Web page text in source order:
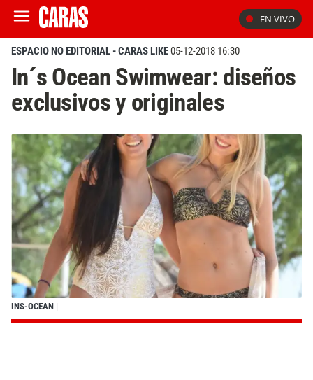
EN VIVO
ESPACIO NO EDITORIAL - CARAS LIKE05-12-2018 16:30
In´s Ocean Swimwear: diseños
exclusivos y originales
INS-OCEAN |